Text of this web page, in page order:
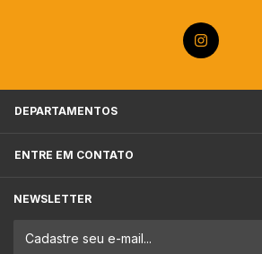
DEPARTAMENTOS
ENTRE EM CONTATO
NEWSLETTER